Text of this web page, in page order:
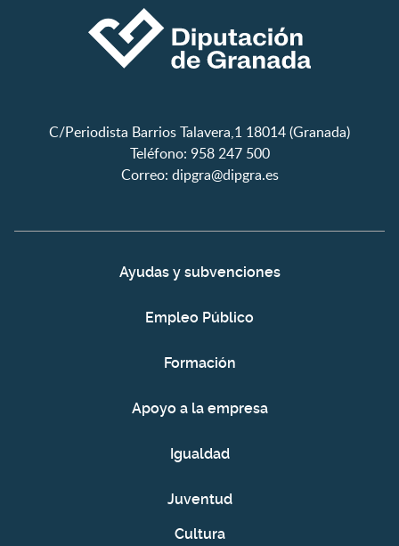
C/Periodista Barrios Talavera,1 18014 (Granada)
Teléfono: 958 247 500
Correo: dipgra@dipgra.es
Ayudas y subvenciones
Empleo Público
Formación
Apoyo a la empresa
Igualdad
Juventud
Cultura